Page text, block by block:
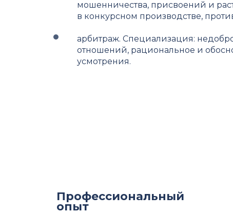
мошенничества, присвоений и
в конкурсном производстве,
арбитраж. Специализация:
отношений, рациональное и
усмотрения.
Профессиональный
опыт